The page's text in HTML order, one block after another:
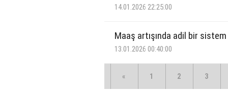
14.01.2026 22:25:00
Maaş artışında adil bir
13.01.2026 00:40:00
« 1 2 3